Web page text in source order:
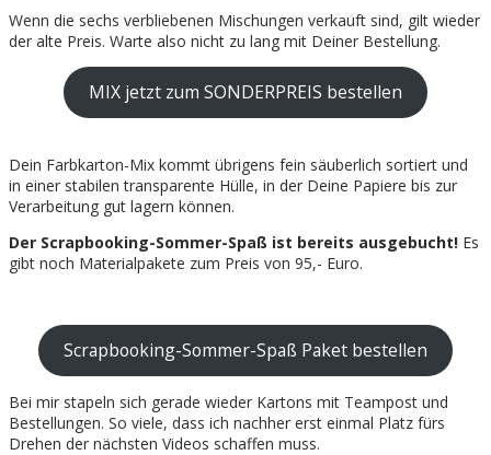
Wenn die sechs verbliebenen Mischungen verkauft sind, gilt wieder
der alte Preis. Warte also nicht zu lang mit Deiner Bestellung.
MIX jetzt zum SONDERPREIS bestellen
Dein Farbkarton-Mix kommt übrigens fein säuberlich sortiert und
in einer stabilen transparente Hülle, in der Deine Papiere bis zur
Verarbeitung gut lagern können.
Der Scrapbooking-Sommer-Spaß ist bereits ausgebucht! Es
gibt noch Materialpakete zum Preis von 95,- Euro.
Scrapbooking-Sommer-Spaß Paket bestellen
Bei mir stapeln sich gerade wieder Kartons mit Teampost und
Bestellungen. So viele, dass ich nachher erst einmal Platz fürs
Drehen der nächsten Videos schaffen muss.